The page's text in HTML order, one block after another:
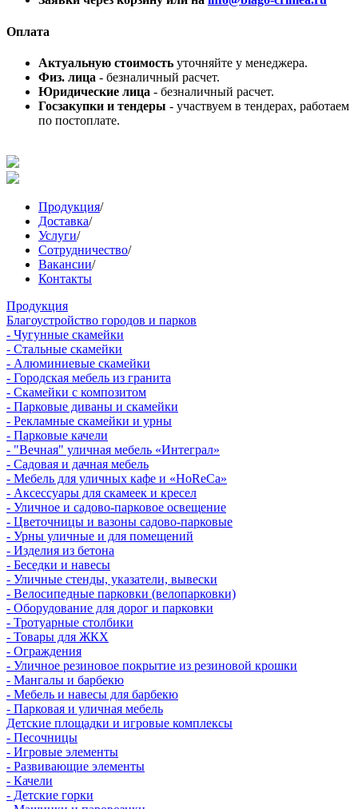
Оплата
Актуальную стоимость уточняйте у менеджера.
Физ. лица - безналичный расчет.
Юридические лица - безналичный расчет.
Госзакупки и тендеры - участвуем в тендерах, работаем
по постоплате.
Продукция/
Доставка/
Услуги/
Сотрудничество/
Вакансии/
Контакты
Продукция
Благоустройство городов и парков
- Чугунные скамейки
- Стальные скамейки
- Алюминиевые скамейки
- Городская мебель из гранита
- Скамейки с композитом
- Парковые диваны и скамейки
- Рекламные скамейки и урны
- Парковые качели
- "Вечная" уличная мебель «Интеграл»
- Садовая и дачная мебель
- Мебель для уличных кафе и «HoReCa»
- Аксессуары для скамеек и кресел
- Уличное и садово-парковое освещение
- Цветочницы и вазоны садово-парковые
- Урны уличные и для помещений
- Изделия из бетона
- Беседки и навесы
- Уличные стенды, указатели, вывески
- Велосипедные парковки (велопарковки)
- Оборудование для дорог и парковки
- Тротуарные столбики
- Товары для ЖКХ
- Ограждения
- Уличное резиновое покрытие из резиновой крошки
- Мангалы и барбекю
- Мебель и навесы для барбекю
- Парковая и уличная мебель
Детские площадки и игровые комплексы
- Песочницы
- Игровые элементы
- Развивающие элементы
- Качели
- Детские горки